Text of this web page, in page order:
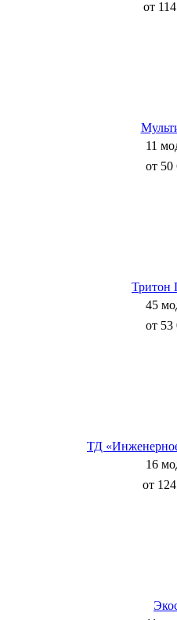
от
11
от 50
Тритон
45
от 53
ТД
16
от